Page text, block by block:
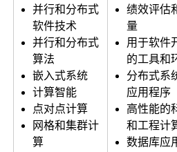
并行和分布式
软件技术
并行和分布式
算法
嵌入式系统
计算智能
点对点计算
网格和集群计
算
绩效评估
量
用于软件
的工具和
分布式系
应用程序
高性能的
和工程计
数据库应